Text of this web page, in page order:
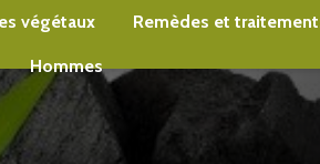
végétaux Remèdes et
Hommes